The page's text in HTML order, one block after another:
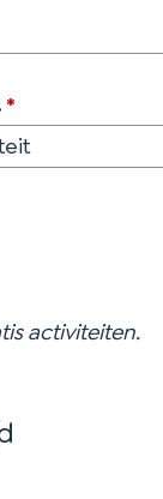
*
e
r
h activiteiten.